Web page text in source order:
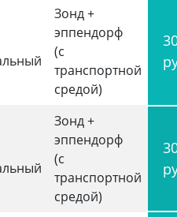
Зонд +
эппендорф
(с
транспортной
средой)
Зонд +
эппендорф
(с
транспортной
средой)